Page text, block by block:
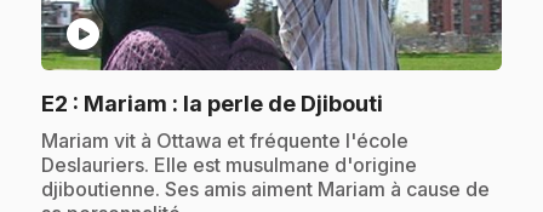
play_circle
E2 : Mariam : la perle de Djibouti
.Mariam vit à Ottawa et fréquente l'école
Deslauriers. Elle est musulmane d'origine
djiboutienne. Ses amis aiment Mariam à cause de